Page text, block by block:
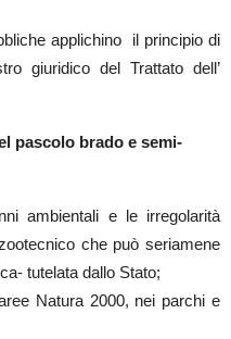
applichino il principio di
giuridico del Trattato dell’
pascolo brado e semi-
ambientali e le irregolarità
che può seriamene
tutelata dallo Stato;
Natura 2000, nei parchi e